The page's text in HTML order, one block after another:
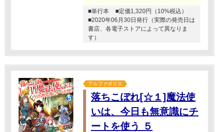
■単行本
■定価1,320円（10%税込）
■2020年06月30日発行（実際の発売日は
書店、各電子ストアによって異なりま
す）
アルファポリス
落ちこぼれ[☆１]魔法使
いは、今日も無意識にチ
ートを使う ５